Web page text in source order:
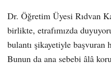
Dr. Öğretim Üyesi Rıdvan
birlikte, etrafımızda
bulantı şikayetiyle başvuran
Bunun da ana sebebi âlâ